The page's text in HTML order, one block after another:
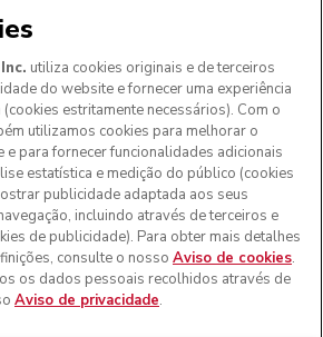
Madeira e outros territórios
contacte a nossa equipa de Apoio
a sua encomenda, de forma a
os custos de envio exatos e aplicar a
taxa de IVA correta
utiliza cookies originais e de terceiros
do website e fornecer uma experiência
estritamente necessários). Com o
utilizamos cookies para melhorar o
para fornecer funcionalidades adicionais
estatística e medição do público (cookies
publicidade adaptada aos seus
incluindo através de terceiros e
de publicidade). Para obter mais detalhes
consulte o nosso Aviso de cookies.
os dados pessoais recolhidos através de
Aviso de privacidade.